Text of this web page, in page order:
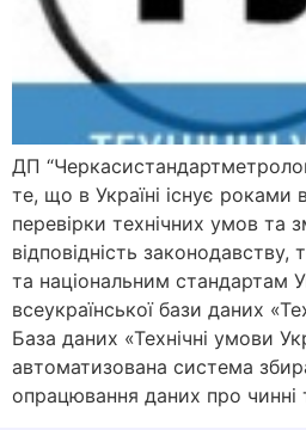
ДП
те, що в Україні існує роками
перевірки технічних умов та
відповідність законодавству,
та національним стандартам
всеукраїнської бази даних
База даних «Технічні умови
автоматизована система
опрацювання даних про чинні